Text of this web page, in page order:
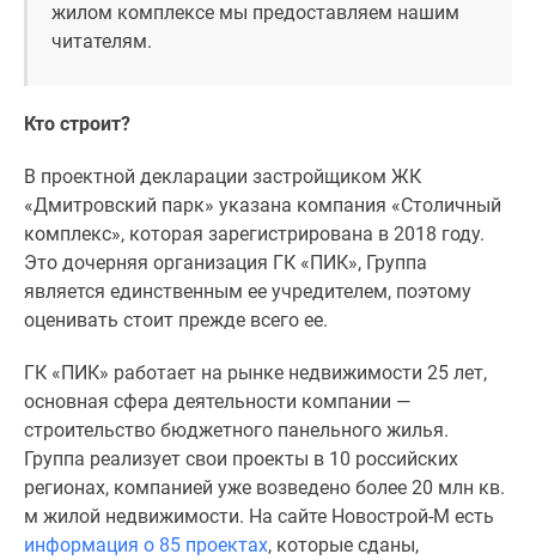
Медиа
Новости
Мнение
эксперта
Аналитика
рынка
Покупателю
Экспертиза
Эксперты
авторы
проекте
Контакты
Реклама
жилом комплексе мы предоставляем нашим
читателям.
Кто строит?
В проектной декларации застройщиком ЖК
«Дмитровский парк» указана компания «Столичный
комплекс», которая зарегистрирована в 2018 году.
Это дочерняя организация ГК «ПИК», Группа
является единственным ее учредителем, поэтому
оценивать стоит прежде всего ее.
ГК «ПИК» работает на рынке недвижимости 25 лет,
основная сфера деятельности компании —
строительство бюджетного панельного жилья.
Группа реализует свои проекты в 10 российских
регионах, компанией уже возведено более 20 млн кв.
м жилой недвижимости. На сайте Новострой-М есть
информация о 85 проектах, которые сданы,